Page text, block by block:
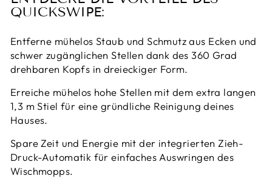
QUICKSWIPE:
Entferne mühelos Staub und Schmutz aus Ecken und
schwer zugänglichen Stellen dank des 360 Grad
drehbaren Kopfs in dreieckiger Form.
Erreiche mühelos hohe Stellen mit dem extra langen
1,3 m Stiel für eine gründliche Reinigung deines
Hauses.
Spare Zeit und Energie mit der integrierten Zieh-
Druck-Automatik für einfaches Auswringen des
Wischmopps.